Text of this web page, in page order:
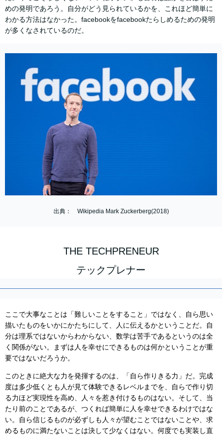
めの発明であろう。自分がどう見られているかを、これほど簡単に
わかる方法はなかった。facebookをfacebookたらしめるための発明
が多くなされているのだ。
出典： Wikipedia Mark Zuckerberg(2018)
THE TECHPRENEUR
テックプレナー
ここで大事なことは「難しいことをすること」ではなく、自ら思い
描いたものをいかにかたちにして、人に伝えるかということだ。自
分は理系ではないからわからない、数学は苦手であるというのは全
く関係がない。まずは人を幸せにできるものは何かということが重
要ではないだろうか。
このときに絶大な力を発揮するのは、「自ら作りきる力」だ。完成
度は多少低くとも人が見て体験できるレベルまでを、自らで作り切
る力ほど実現性を高め、人々を惹き付けるものはない。そして、当
たり前のことであるが、つくれば簡単に人を幸せできるわけではな
い。自ら信じるものが必ずしも人々が望むことではないことや、求
めるものに満たないことは決して少なくはない。何度でも実装し直